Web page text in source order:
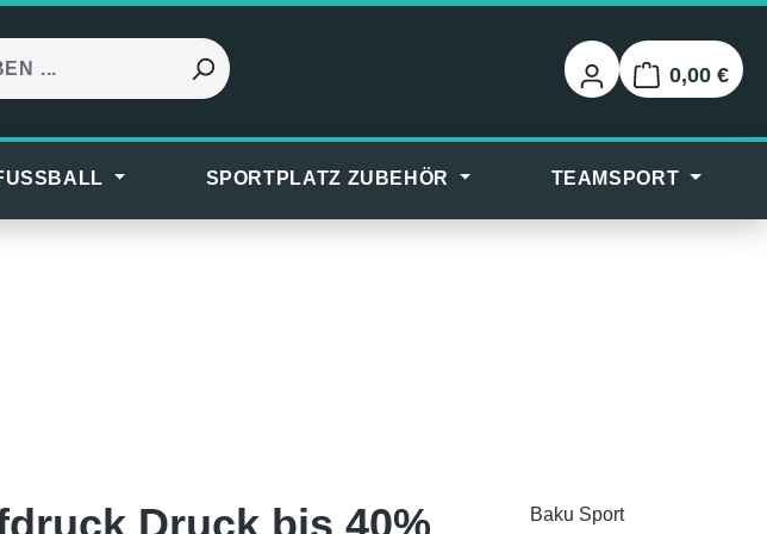
0,00 €
SPORTPLATZ ZUBEHÖR TEAMSPORT
Druck bis 40% Baku Sport